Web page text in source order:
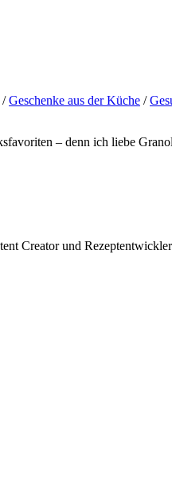
/Geschenke aus der Küche /
– denn ich liebe
Creator und